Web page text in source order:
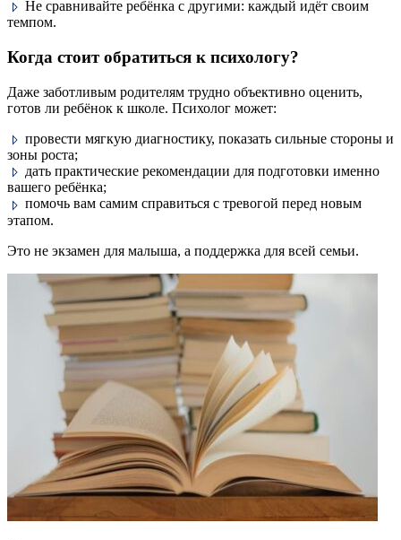
Не сравнивайте ребёнка с другими: каждый идёт своим
темпом.
Когда стоит обратиться к психологу?
Даже заботливым родителям трудно объективно оценить,
готов ли ребёнок к школе. Психолог может:
провести мягкую диагностику, показать сильные стороны и
зоны роста;
дать практические рекомендации для подготовки именно
вашего ребёнка;
помочь вам самим справиться с тревогой перед новым
этапом.
Это не экзамен для малыша, а поддержка для всей семьи.